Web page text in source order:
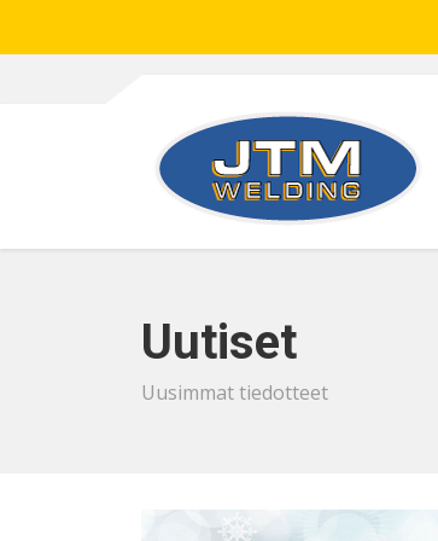
Uutiset
Uusimmat tiedotteet